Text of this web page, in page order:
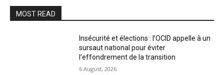
MOST READ
Insécurité et élections : l’OCID appelle à un
sursaut national pour éviter
l’effondrement de la transition
6 August, 2026